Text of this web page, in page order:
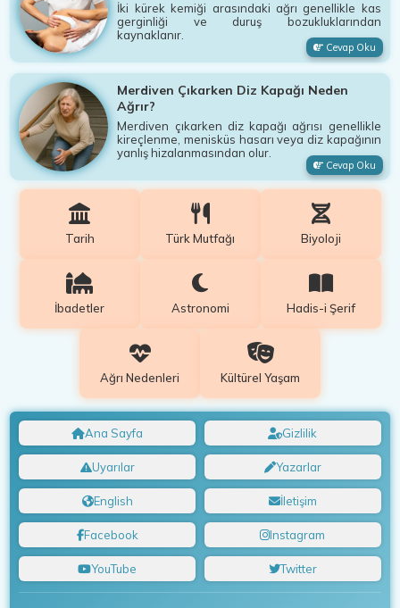
İki kürek kemiği arasındaki ağrı genellikle kas
gerginliği ve duruş bozukluklarından
kaynaklanır.
Cevap Oku
Merdiven Çıkarken Diz Kapağı Neden
Ağrır?
Merdiven çıkarken diz kapağı ağrısı genellikle
kireçlenme, menisküs hasarı veya diz kapağının
yanlış hizalanmasından olur.
Cevap Oku
Tarih Türk Mutfağı Biyoloji
İbadetler Astronomi Hadis-i Şerif
Ağrı Nedenleri Kültürel Yaşam
Ana Sayfa Gizlilik
Uyarılar Yazarlar
English İletişim
Facebook Instagram
YouTube Twitter